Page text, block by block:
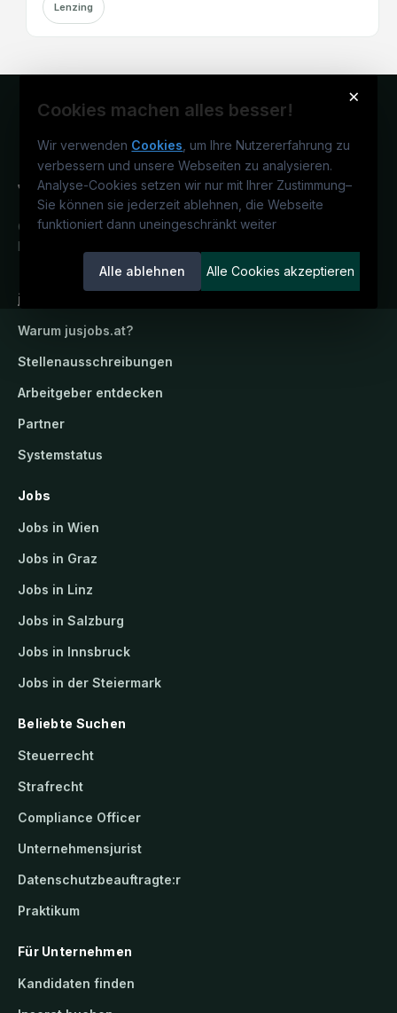
Lenzing
×
Cookies machen alles besser!
Wir verwenden Cookies , um Ihre Nutzererfahrung zu
verbessern und unsere Webseiten zu analysieren.
Analyse-Cookies setzen wir nur mit Ihrer Zustimmung–
Sie können sie jederzeit ablehnen, die Webseite
funktioniert dann uneingeschränkt weiter
Alle ablehnen Alle Cookies akzeptieren
Österreichs juristisches Karriereportal.
Ein Service der candidatis GmbH.
jusjobs.at
Warum jusjobs.at?
Stellenausschreibungen
Arbeitgeber entdecken
Partner
Systemstatus
Jobs
Jobs in Wien
Jobs in Graz
Jobs in Linz
Jobs in Salzburg
Jobs in Innsbruck
Jobs in der Steiermark
Beliebte Suchen
Steuerrecht
Strafrecht
Compliance Officer
Unternehmensjurist
Datenschutzbeauftragte:r
Praktikum
Für Unternehmen
Kandidaten finden